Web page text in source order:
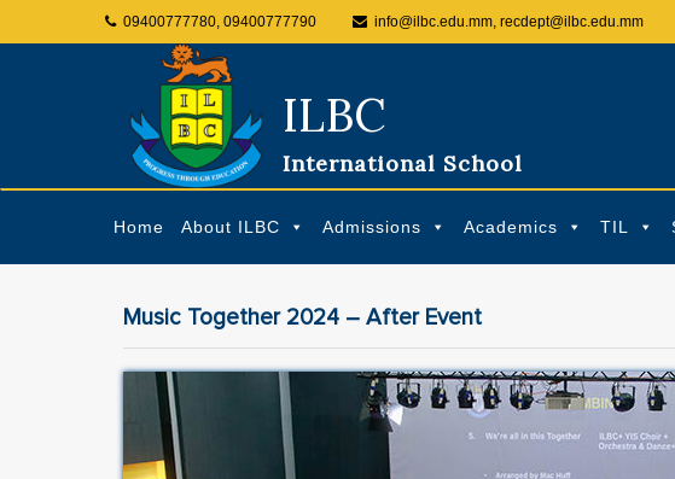
09400777780, 09400777790 info@ilbc.edu.mm, recdept@ilbc.edu.mm
ILBC
International School
Home About ILBC Admissions Academics TIL
Music Together 2024 – After Event